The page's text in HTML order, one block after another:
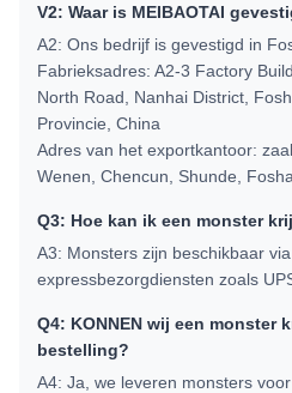
V2: Waar is MEIBAOTAI
A2: Ons bedrijf is gevestigd in
Fabrieksadres: A2-3 Factory
North Road, Nanhai District,
Provincie, China
Adres van het exportkantoor:
Wenen, Chencun, Shunde,
Q3: Hoe kan ik een monster
A3: Monsters zijn beschikbaar
expressbezorgdiensten zoals
Q4: KONNEN wij een monster
bestelling?
A4: Ja, we leveren monsters